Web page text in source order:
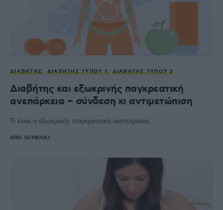
ΔΙΑΒΉΤΗΣ ΔΙΑΒΉΤΗΣ ΤΎΠΟΥ 1 ΔΙΑΒΉΤΗΣ ΤΎΠΟΥ 2
Διαβήτης και εξωκρινής παγκρεατική
ανεπάρκεια – σύνδεση κι αντιμετώπιση
Τι είναι η εξωκρινής παγκρεατική ανεπάρκεια;
ΑΠΌ GLYKOULI